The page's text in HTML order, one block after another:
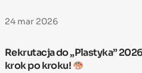
24 mar 2026
Rekrutacja do „Plastyka”
krok po kroku!